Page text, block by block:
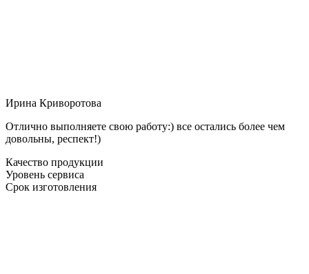
Ирина Криворотова
Отлично выполняете свою работу:) все остались более чем
довольны, респект!)
Качество продукции
Уровень сервиса
Срок изготовления